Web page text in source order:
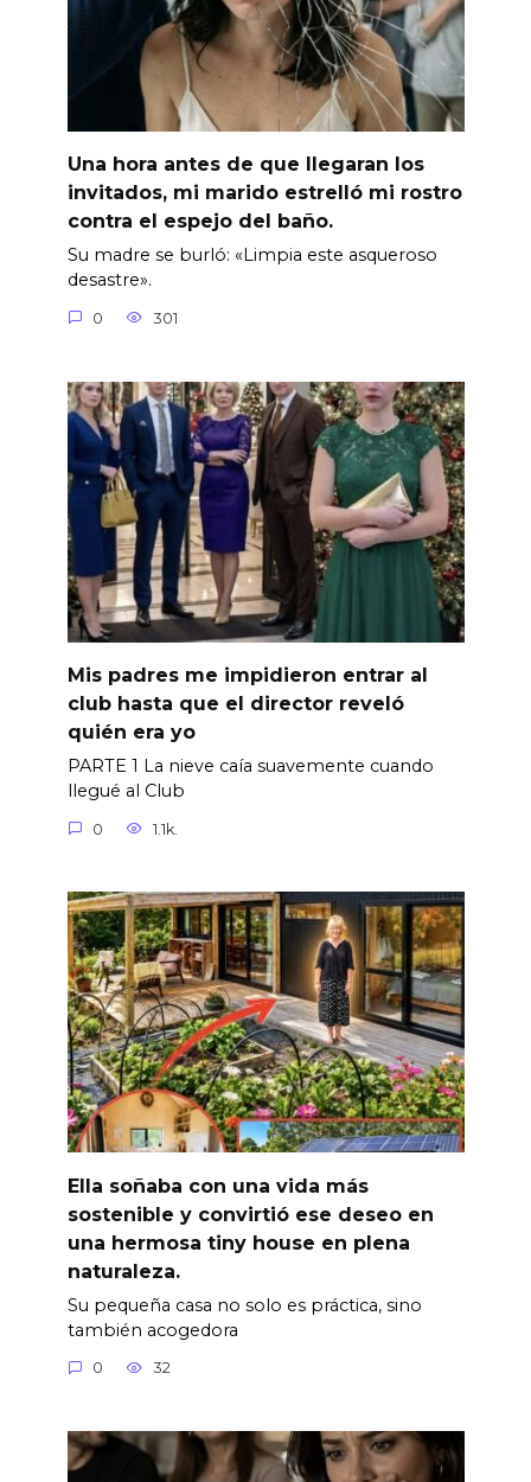
Una hora antes de que llegaran los
invitados, mi marido estrelló mi rostro
contra el espejo del baño.
Su madre se burló: «Limpia este asqueroso
desastre».
0 301
Mis padres me impidieron entrar al
club hasta que el director reveló
quién era yo
PARTE 1 La nieve caía suavemente cuando
llegué al Club
0 1.1k.
Ella soñaba con una vida más
sostenible y convirtió ese deseo en
una hermosa tiny house en plena
naturaleza.
Su pequeña casa no solo es práctica, sino
también acogedora
0 32